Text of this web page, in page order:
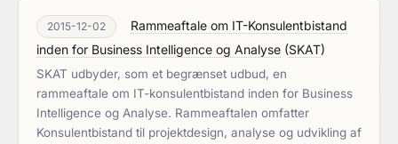
2015-12-02
Rammeaftale om IT-Konsulentbistand
inden for Business Intelligence og Analyse (SKAT)
SKAT udbyder, som et begrænset udbud, en
rammeaftale om IT-konsulentbistand inden for Business
Intelligence og Analyse. Rammeaftalen omfatter
Konsulentbistand til projektdesign, analyse og udvikling af